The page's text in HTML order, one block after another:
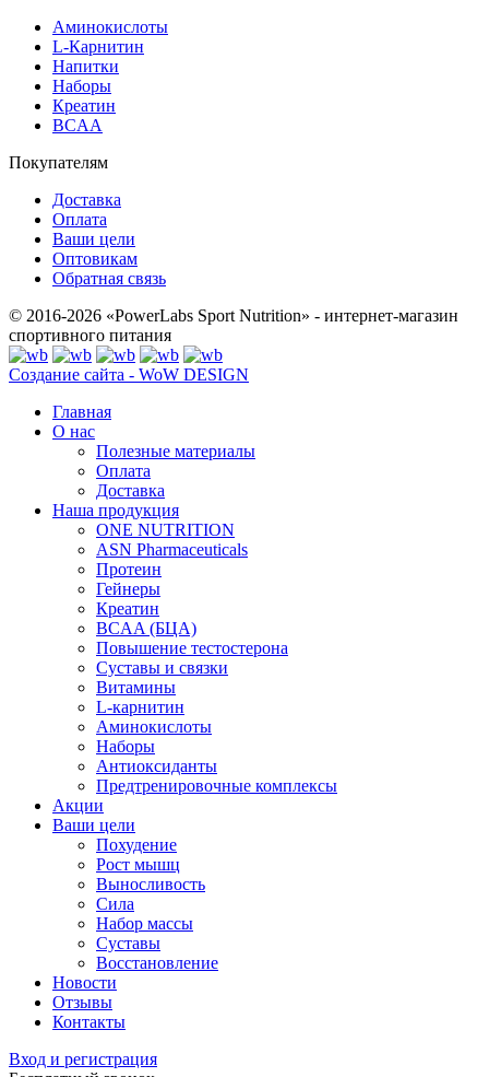
Аминокислоты
L-Карнитин
Напитки
Наборы
Креатин
BCAA
Покупателям
Доставка
Оплата
Ваши цели
Оптовикам
Обратная связь
© 2016-2026 «PowerLabs Sport Nutrition» - интернет-магазин
спортивного питания
Создание сайта - WoW DESIGN
Главная
О нас
Полезные материалы
Оплата
Доставка
Наша продукция
ONE NUTRITION
ASN Pharmaceuticals
Протеин
Гейнеры
Креатин
BCAA (БЦА)
Повышение тестостерона
Суставы и связки
Витамины
L-карнитин
Аминокислоты
Наборы
Антиоксиданты
Предтренировочные комплексы
Акции
Ваши цели
Похудение
Рост мышц
Выносливость
Сила
Набор массы
Суставы
Восстановление
Новости
Отзывы
Контакты
Вход и регистрация